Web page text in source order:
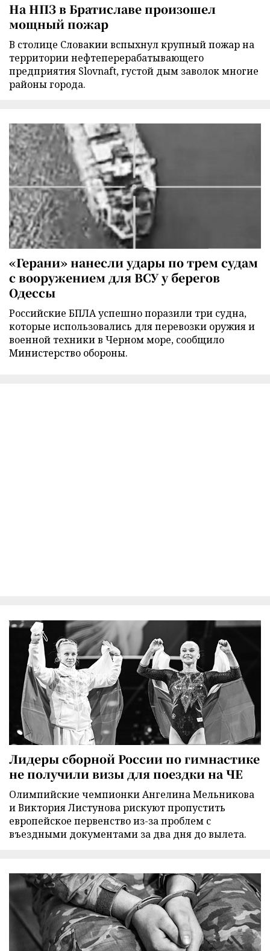
На НПЗ в Братиславе произошел
мощный пожар
В столице Словакии вспыхнул крупный пожар на
территории нефтеперерабатывающего
предприятия Slovnaft, густой дым заволок многие
районы города.
«Герани» нанесли удары по трем судам
с вооружением для ВСУ у берегов
Одессы
Российские БПЛА успешно поразили три судна,
которые использовались для перевозки оружия и
военной техники в Черном море, сообщило
Министерство обороны.
Лидеры сборной России по гимнастике
не получили визы для поездки на ЧЕ
Олимпийские чемпионки Ангелина Мельникова
и Виктория Листунова рискуют пропустить
европейское первенство из-за проблем с
въездными документами за два дня до вылета.